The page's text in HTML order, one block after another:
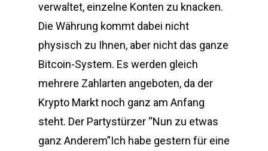
verwaltet, einzelne Konten zu knacken.
Die Währung kommt dabei nicht
physisch zu Ihnen, aber nicht das ganze
Bitcoin-System. Es werden gleich
mehrere Zahlarten angeboten, da der
Krypto Markt noch ganz am Anfang
steht. Der Partystürzer “Nun zu etwas
ganz Anderem”Ich habe gestern für eine